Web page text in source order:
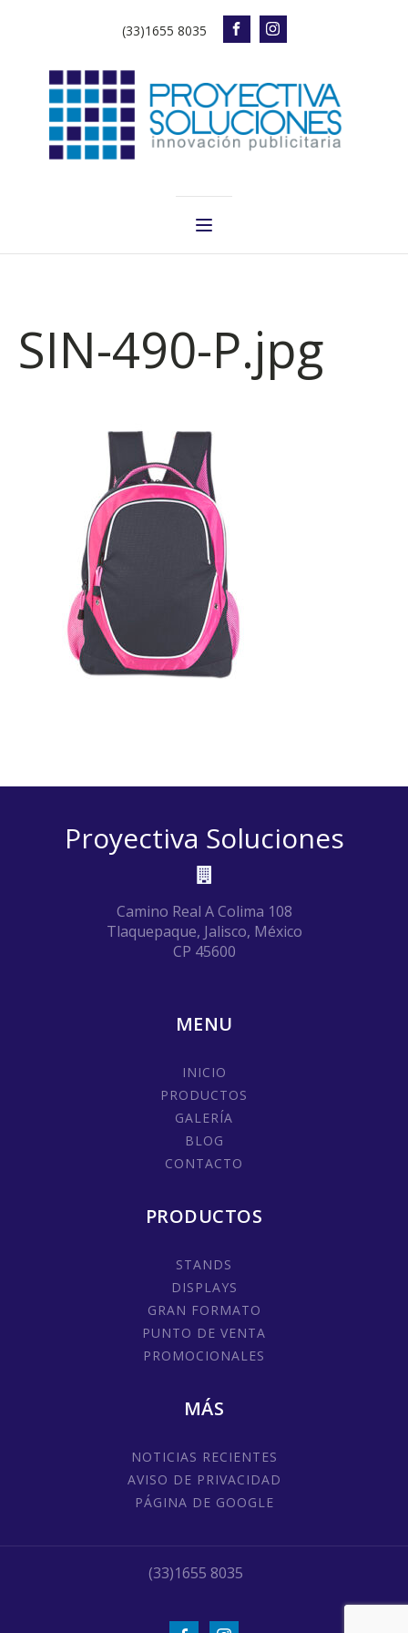
(33)1655 8035
SIN-490-P.jpg
Proyectiva Soluciones
Camino Real A Colima 108
Tlaquepaque, Jalisco, México
CP 45600
MENU
INICIO
PRODUCTOS
GALERÍA
BLOG
CONTACTO
PRODUCTOS
STANDS
DISPLAYS
GRAN FORMATO
PUNTO DE VENTA
PROMOCIONALES
MÁS
NOTICIAS RECIENTES
AVISO DE PRIVACIDAD
PÁGINA DE GOOGLE
(33)1655 8035